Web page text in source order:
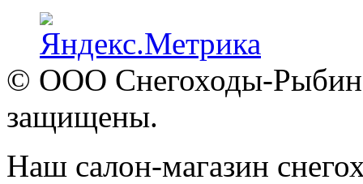
© ООО Снегоходы-
защищены.
Наш салон-магазин